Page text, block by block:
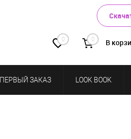
0 0 В
ПЕРВЫЙ ЗАКАЗ LOOK BOOK